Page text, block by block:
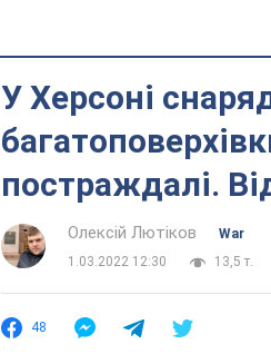
У Херсоні
постраждалі.
Олексій Лютіков
War
1.03.2022 12:30
13,5 т.
48